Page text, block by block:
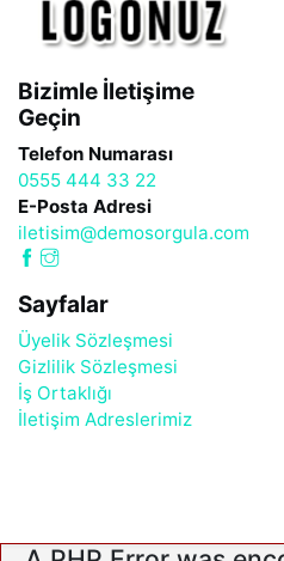
Bizimle İletişime
Geçin
Telefon Numarası
0555 444 33 22
E-Posta Adresi
iletisim@demosorgula.com
Sayfalar
Üyelik Sözleşmesi
Gizlilik Sözleşmesi
İş Ortaklığı
İletişim Adreslerimiz